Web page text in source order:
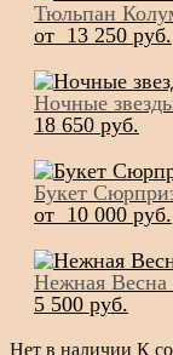
Тюльпан
от 13 250 pуб.
Ночные
18 650 pуб.
Букет
от 10 000 pуб.
Нежная Весна
5 500 pуб.
Нет в наличии К